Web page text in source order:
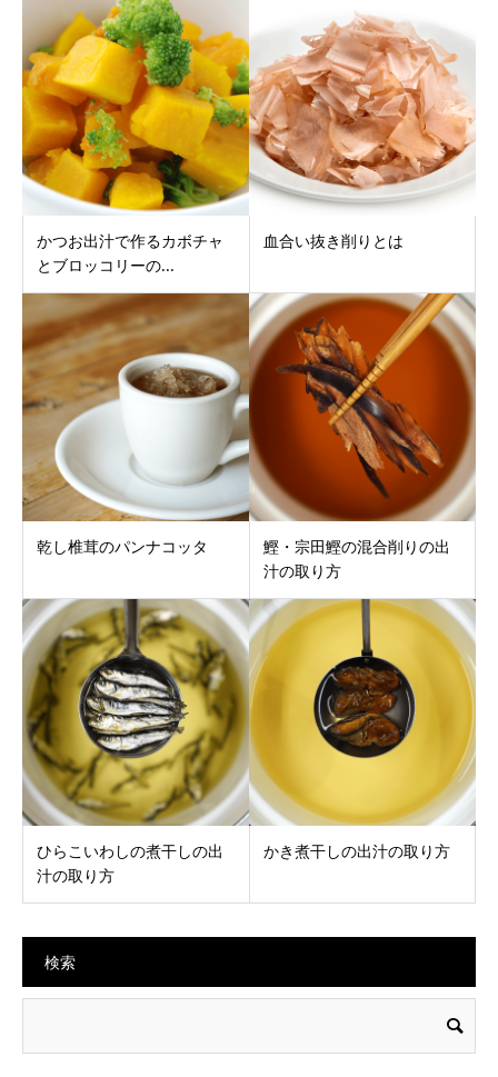
かつお出汁で作るカボチャ
とブロッコリーの...
血合い抜き削りとは
乾し椎茸のパンナコッタ
鰹・宗田鰹の混合削りの出
汁の取り方
ひらこいわしの煮干しの出
汁の取り方
かき煮干しの出汁の取り方
検索